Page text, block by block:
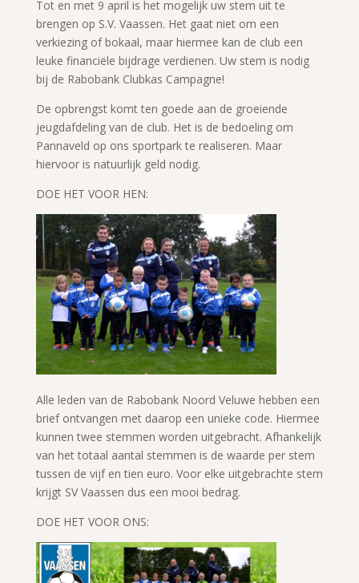
Tot en met 9 april is het mogelijk uw stem uit te
brengen op S.V. Vaassen. Het gaat niet om een
verkiezing of bokaal, maar hiermee kan de club een
leuke financiële bijdrage verdienen. Uw stem is nodig
bij de Rabobank Clubkas Campagne!
De opbrengst komt ten goede aan de groeiende
jeugdafdeling van de club. Het is de bedoeling om
Pannaveld op ons sportpark te realiseren. Maar
hiervoor is natuurlijk geld nodig.
DOE HET VOOR HEN:
Alle leden van de Rabobank Noord Veluwe hebben een
brief ontvangen met daarop een unieke code. Hiermee
kunnen twee stemmen worden uitgebracht. Afhankelijk
van het totaal aantal stemmen is de waarde per stem
tussen de vijf en tien euro. Voor elke uitgebrachte stem
krijgt SV Vaassen dus een mooi bedrag.
DOE HET VOOR ONS: